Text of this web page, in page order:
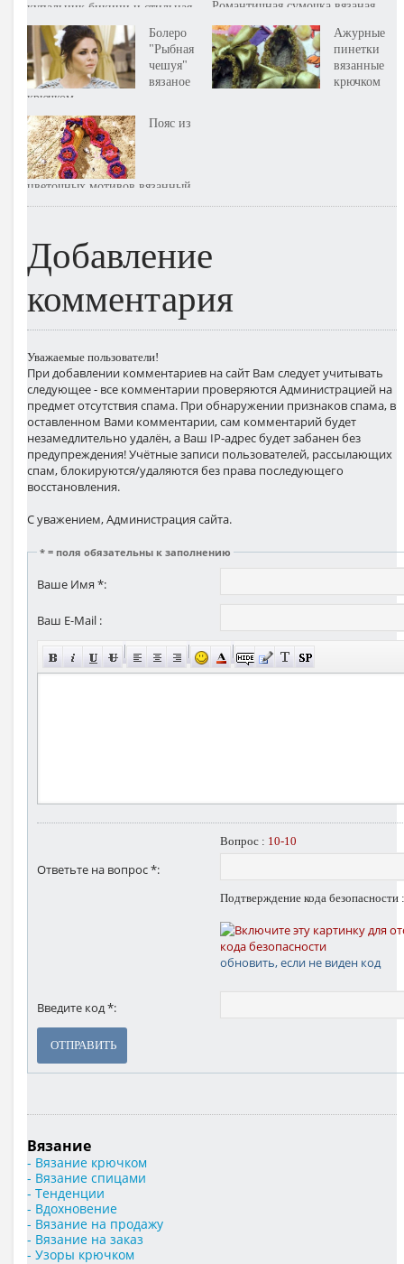
купальник бикини и стильная
шляпка-панамка. Вязаные
крючком
Романтичная сумочка вязаная
Болеро
"Рыбная
чешуя"
вязаное
крючком
Ажурные
пинетки
вязанные
крючком
Пояс из
цветочных мотивов вязанный
Добавление
комментария
Уважаемые пользователи!
При добавлении комментариев на сайт Вам следует учитывать
следующее - все комментарии проверяются Администрацией на
предмет отсутствия спама. При обнаружении признаков спама, в
оставленном Вами комментарии, сам комментарий будет
незамедлительно удалён, а Ваш IP-адрес будет забанен без
предупреждения! Учётные записи пользователей, рассылающих
спам, блокируются/удаляются без права последующего
восстановления.
С уважением, Администрация сайта.
* = поля обязательны к заполнению
Ваше Имя *:
Ваш E-Mail :
Вопрос : 10-10
Ответьте на вопрос *:
Подтверждение кода безопасности :
обновить, если не виден код
Введите код *:
ОТПРАВИТЬ
Вязание
- Вязание крючком
- Вязание спицами
- Тенденции
- Вдохновение
- Вязание на продажу
- Вязание на заказ
- Узоры крючком